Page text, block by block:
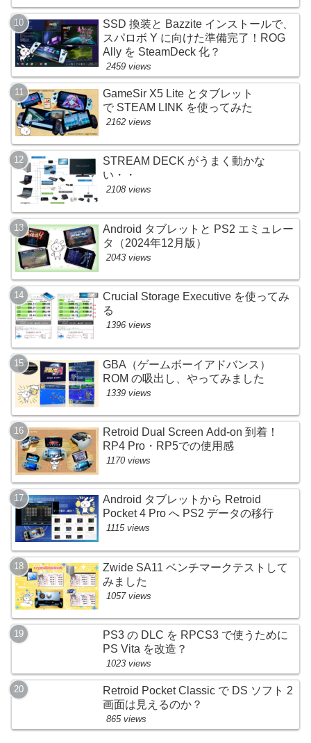
SSD 換装と Bazzite インストールで、
スパロボ Y に向けた準備完了！ROG
Ally を SteamDeck 化？
2459 views
GameSir X5 Lite とタブレット
で STEAM LINK を使ってみた
2162 views
STREAM DECK がうまく動かな
い・・
2108 views
Android タブレットと PS2 エミュレー
タ（2024年12月版）
2043 views
Crucial Storage Executive を使ってみ
る
1396 views
GBA（ゲームボーイアドバンス）
ROM の吸出し、やってみました
1339 views
Retroid Dual Screen Add-on 到着！
RP4 Pro・RP5での使用感
1170 views
Android タブレットから Retroid
Pocket 4 Pro へ PS2 データの移行
1115 views
Zwide SA11 ベンチマークテストして
みました
1057 views
PS3 の DLC を RPCS3 で使うために
PS Vita を改造？
1023 views
Retroid Pocket Classic で DS ソフト 2
画面は見えるのか？
865 views